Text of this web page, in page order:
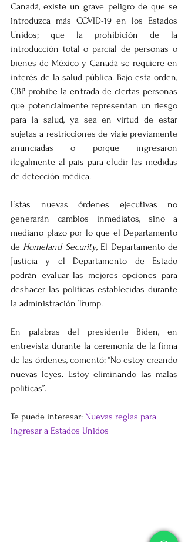
Canadá, existe un grave peligro de que se
introduzca más COVID-19 en los Estados
Unidos; que la prohibición de la
introducción total o parcial de personas o
bienes de México y Canadá se requiere en
interés de la salud pública. Bajo esta orden,
CBP prohíbe la entrada de ciertas personas
que potencialmente representan un riesgo
para la salud, ya sea en virtud de estar
sujetas a restricciones de viaje previamente
anunciadas o porque ingresaron
ilegalmente al país para eludir las medidas
de detección médica.
Estás nuevas órdenes ejecutivas no
generarán cambios inmediatos, sino a
mediano plazo por lo que el Departamento
de Homeland Security, El Departamento de
Justicia y el Departamento de Estado
podrán evaluar las mejores opciones para
deshacer las políticas establecidas durante
la administración Trump.
En palabras del presidente Biden, en
entrevista durante la ceremonia de la firma
de las órdenes, comentó: “No estoy creando
nuevas leyes. Estoy eliminando las malas
políticas”.
Te puede interesar: Nuevas reglas para
ingresar a Estados Unidos